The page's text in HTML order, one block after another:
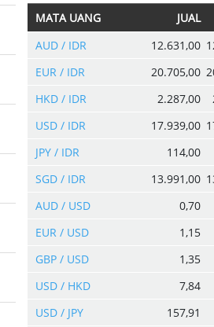
MATA UANG JUAL
AUD / IDR
12.631,00
EUR / IDR
20.705,00
HKD / IDR
2.287,00
USD / IDR
17.939,00
JPY / IDR
114,00
SGD / IDR
13.991,00
AUD / USD
0,70
EUR / USD
1,15
GBP / USD
1,35
USD / HKD
7,84
USD / JPY
157,91